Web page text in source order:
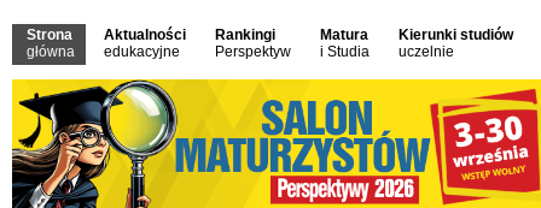
Strona
główna
Aktualności
edukacyjne
Rankingi
Perspektyw
Matura
i Studia
Kierunki studiów
uczelnie